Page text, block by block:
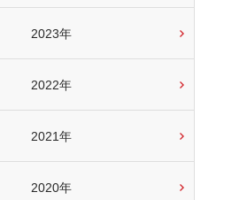
2023年
2022年
2021年
2020年